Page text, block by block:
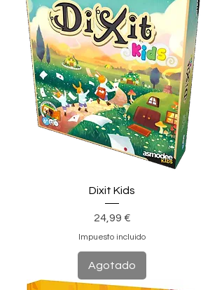
Dixit Kids
Precio
24,99 €
Impuesto incluido
Agotado